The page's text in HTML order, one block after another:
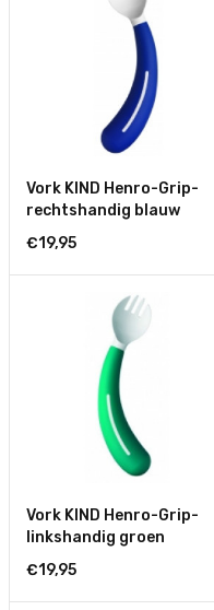
Vork KIND Henro-Grip-
rechtshandig blauw
€19,95
Vork KIND Henro-Grip-
linkshandig groen
€19,95